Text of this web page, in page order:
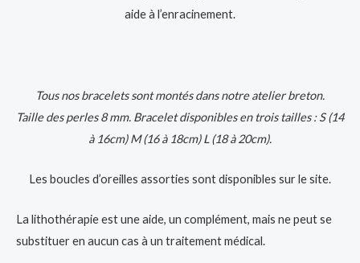
aide à l’enracinement.
Tous nos bracelets sont montés dans notre atelier breton.
Taille des perles 8 mm. Bracelet disponibles en trois tailles : S (14
à 16cm) M (16 à 18cm) L (18 à 20cm).
Les boucles d’oreilles assorties sont disponibles sur le site.
La lithothérapie est une aide, un complément, mais ne peut se
substituer en aucun cas à un traitement médical.